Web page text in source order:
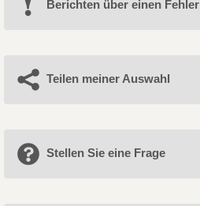
Berichten über einen Fehler
Teilen meiner Auswahl
Stellen Sie eine Frage